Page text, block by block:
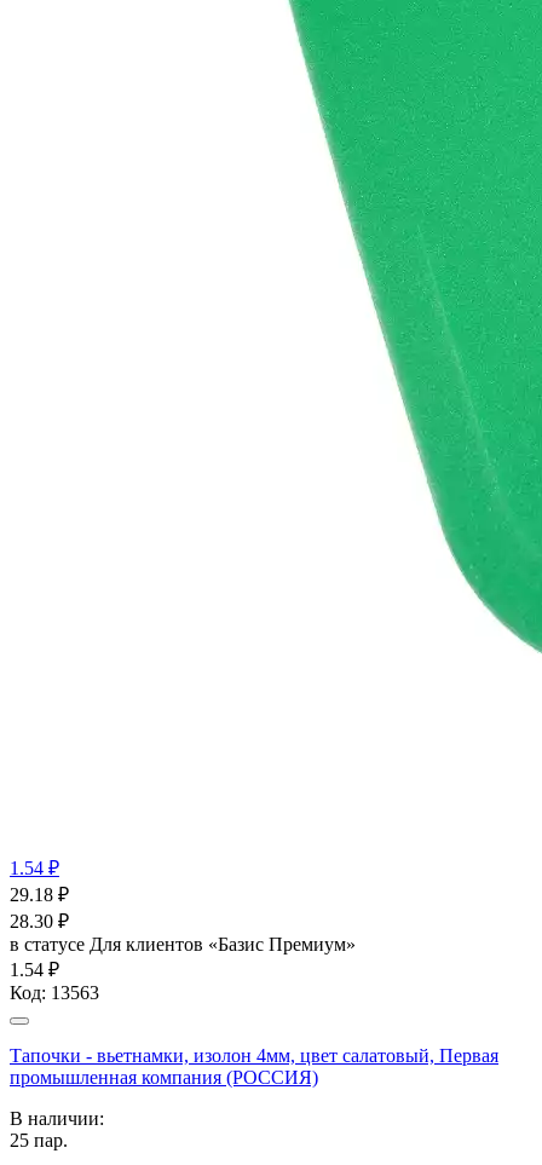
1.54 ₽
29.18 ₽
28.30 ₽
в статусе Для клиентов «Базис Премиум»
1.54 ₽
Код: 13563
Тапочки - вьетнамки, изолон 4мм, цвет салатовый, Первая
промышленная компания (РОССИЯ)
В наличии:
25 пар.